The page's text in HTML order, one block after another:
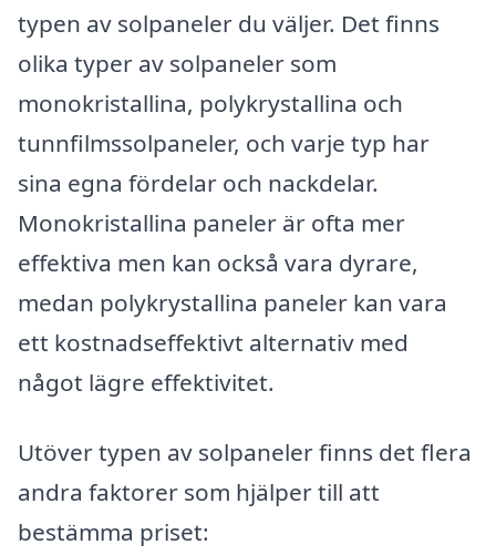
typen av solpaneler du väljer. Det finns
olika typer av solpaneler som
monokristallina, polykrystallina och
tunnfilmssolpaneler, och varje typ har
sina egna fördelar och nackdelar.
Monokristallina paneler är ofta mer
effektiva men kan också vara dyrare,
medan polykrystallina paneler kan vara
ett kostnadseffektivt alternativ med
något lägre effektivitet.
Utöver typen av solpaneler finns det flera
andra faktorer som hjälper till att
bestämma priset: